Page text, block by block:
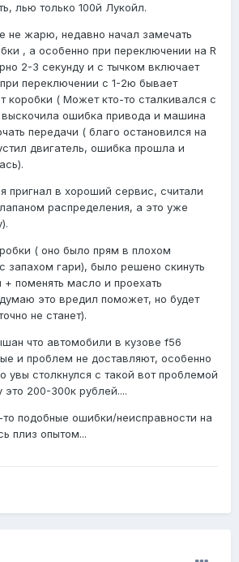
лью только 100й Лукойл.
не жарю, недавно начал замечать
, а особенно при переключении на R
2-3 секунду и с тычком включает
переключении с 1-2ю бывает
коробки ( Может кто-то сталкивался с
ошибка привода и машина
передачи ( благо остановился на
двигатель, ошибка прошла и
пригнал в хороший сервис, считали
распределения, а это уже
( оно было прям в плохом
запахом гари), было решено скинуть
поменять масло и проехать
это вредил поможет, но будет
не станет).
что автомобили в кузове f56
и проблем не доставляют, особенно
увы столкнулся с такой вот проблемой
это 200-300к рублей....
подобные ошибки/неисправности на
плиз опытом...